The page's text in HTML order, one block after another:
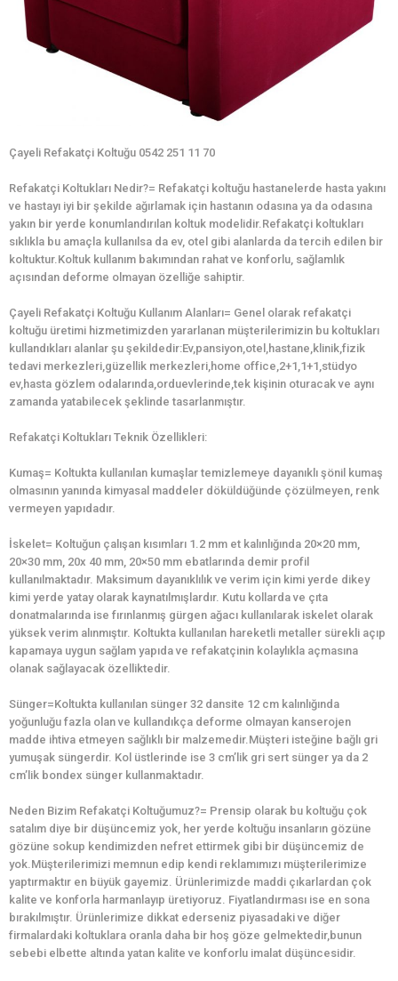
Çayeli Refakatçi Koltuğu 0542 251 11 70
Refakatçi Koltukları Nedir?= Refakatçi koltuğu hastanelerde hasta yakını
ve hastayı iyi bir şekilde ağırlamak için hastanın odasına ya da odasına
yakın bir yerde konumlandırılan koltuk modelidir.Refakatçi koltukları
sıklıkla bu amaçla kullanılsa da ev, otel gibi alanlarda da tercih edilen bir
koltuktur.Koltuk kullanım bakımından rahat ve konforlu, sağlamlık
açısından deforme olmayan özelliğe sahiptir.
Çayeli Refakatçi Koltuğu Kullanım Alanları= Genel olarak refakatçi
koltuğu üretimi hizmetimizden yararlanan müşterilerimizin bu koltukları
kullandıkları alanlar şu şekildedir:Ev,pansiyon,otel,hastane,klinik,fizik
tedavi merkezleri,güzellik merkezleri,home office,2+1,1+1,stüdyo
ev,hasta gözlem odalarında,orduevlerinde,tek kişinin oturacak ve aynı
zamanda yatabilecek şeklinde tasarlanmıştır.
Refakatçi Koltukları Teknik Özellikleri:
Kumaş= Koltukta kullanılan kumaşlar temizlemeye dayanıklı şönil kumaş
olmasının yanında kimyasal maddeler döküldüğünde çözülmeyen, renk
vermeyen yapıdadır.
İskelet= Koltuğun çalışan kısımları 1.2 mm et kalınlığında 20×20 mm,
20×30 mm, 20x 40 mm, 20×50 mm ebatlarında demir profil
kullanılmaktadır. Maksimum dayanıklılık ve verim için kimi yerde dikey
kimi yerde yatay olarak kaynatılmışlardır. Kutu kollarda ve çıta
donatmalarında ise fırınlanmış gürgen ağacı kullanılarak iskelet olarak
yüksek verim alınmıştır. Koltukta kullanılan hareketli metaller sürekli açıp
kapamaya uygun sağlam yapıda ve refakatçinin kolaylıkla açmasına
olanak sağlayacak özelliktedir.
Sünger=Koltukta kullanılan sünger 32 dansite 12 cm kalınlığında
yoğunluğu fazla olan ve kullandıkça deforme olmayan kanserojen
madde ihtiva etmeyen sağlıklı bir malzemedir.Müşteri isteğine bağlı gri
yumuşak süngerdir. Kol üstlerinde ise 3 cm’lik gri sert sünger ya da 2
cm’lik bondex sünger kullanmaktadır.
Neden Bizim Refakatçi Koltuğumuz?= Prensip olarak bu koltuğu çok
satalım diye bir düşüncemiz yok, her yerde koltuğu insanların gözüne
gözüne sokup kendimizden nefret ettirmek gibi bir düşüncemiz de
yok.Müşterilerimizi memnun edip kendi reklamımızı müşterilerimize
yaptırmaktır en büyük gayemiz. Ürünlerimizde maddi çıkarlardan çok
kalite ve konforla harmanlayıp üretiyoruz. Fiyatlandırması ise en sona
bırakılmıştır. Ürünlerimize dikkat ederseniz piyasadaki ve diğer
firmalardaki koltuklara oranla daha bir hoş göze gelmektedir,bunun
sebebi elbette altında yatan kalite ve konforlu imalat düşüncesidir.